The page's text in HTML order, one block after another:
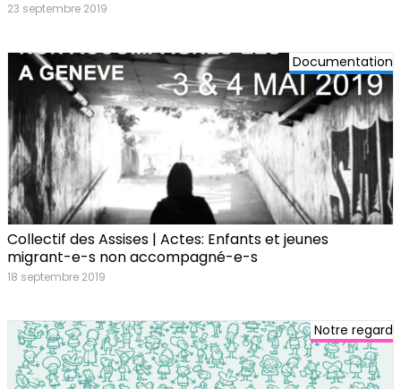
23 septembre 2019
Documentation
Collectif des Assises | Actes: Enfants et jeunes
migrant-e-s non accompagné-e-s
18 septembre 2019
Notre regard